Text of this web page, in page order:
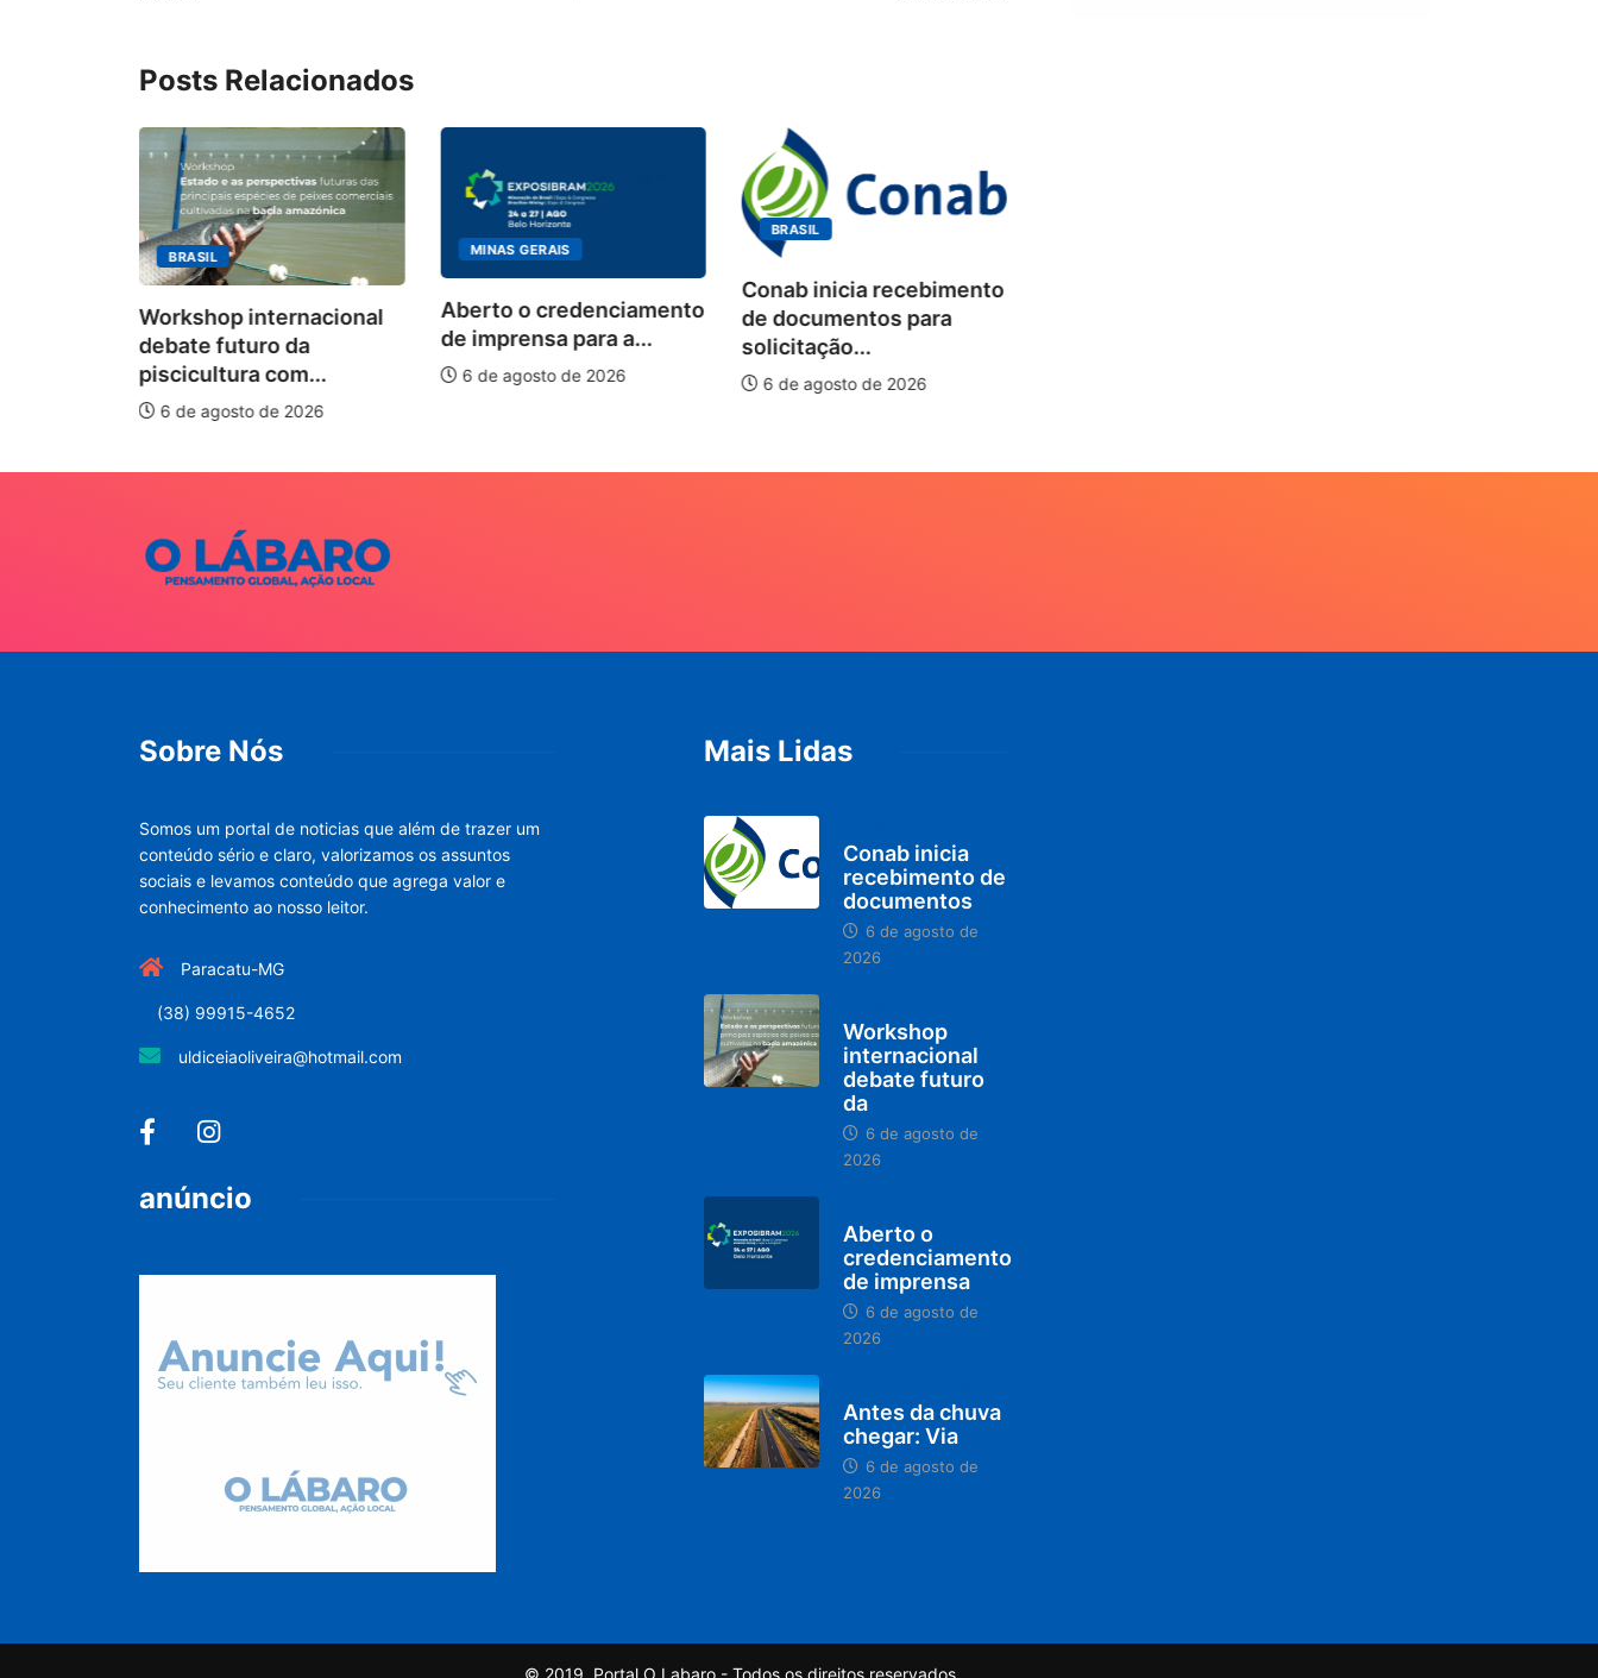
Posts Relacionados
BRASIL
Workshop internacional
debate futuro da
piscicultura com...
6 de agosto de 2026
MINAS GERAIS
Aberto o credenciamento
de imprensa para a...
6 de agosto de 2026
BRASIL
Conab inicia recebimento
de documentos para
solicitação...
6 de agosto de 2026
Sobre Nós
Somos um portal de noticias que além de trazer um
conteúdo sério e claro, valorizamos os assuntos
sociais e levamos conteúdo que agrega valor e
conhecimento ao nosso leitor.
Paracatu-MG
(38) 99915-4652
uldiceiaoliveira@hotmail.com
anúncio
Mais Lidas
Conab inicia
recebimento de
documentos
6 de agosto de
2026
Workshop
internacional
debate futuro
da
6 de agosto de
2026
Aberto o
credenciamento
de imprensa
6 de agosto de
2026
Antes da chuva
chegar: Via
6 de agosto de
2026